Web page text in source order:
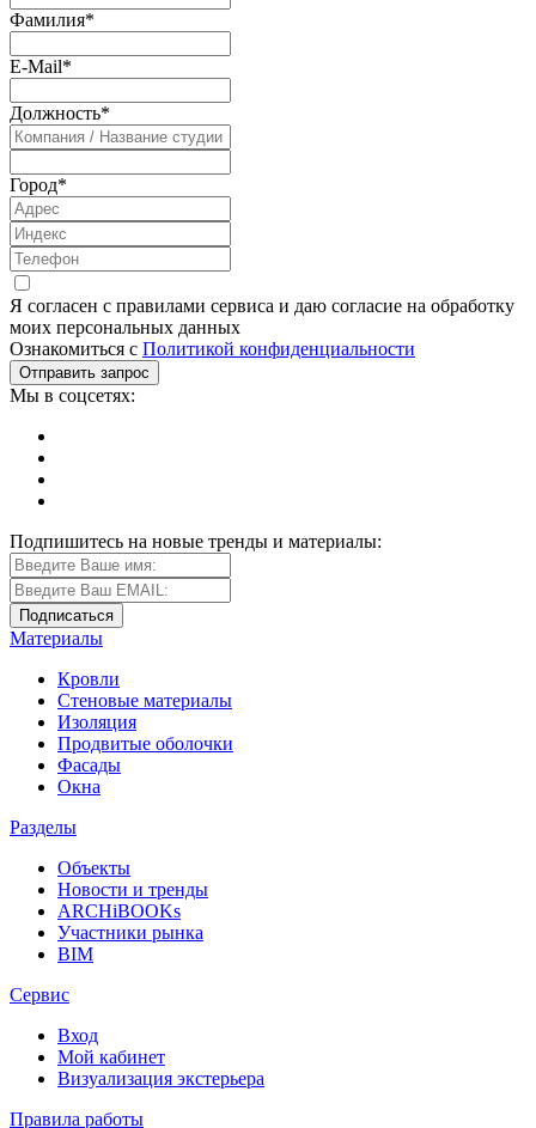
Фамилия*
E-Mail*
Должность*
Город*
Я согласен с правилами сервиса и даю согласие на обработку
моих персональных данных
Ознакомиться с Политикой конфиденциальности
Мы в соцсетях:
Подпишитесь на новые тренды и материалы:
Материалы
Кровли
Стеновые материалы
Изоляция
Продвитые оболочки
Фасады
Окна
Разделы
Объекты
Новости и тренды
ARCHiBOOKs
Участники рынка
BIM
Сервис
Вход
Мой кабинет
Визуализация экстерьера
Правила работы